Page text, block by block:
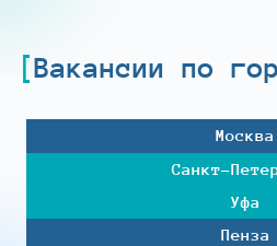
Вакансии по
Москва
Санкт-
Уфа
Пенза